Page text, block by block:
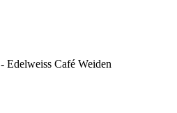
- Edelweiss Café Weiden